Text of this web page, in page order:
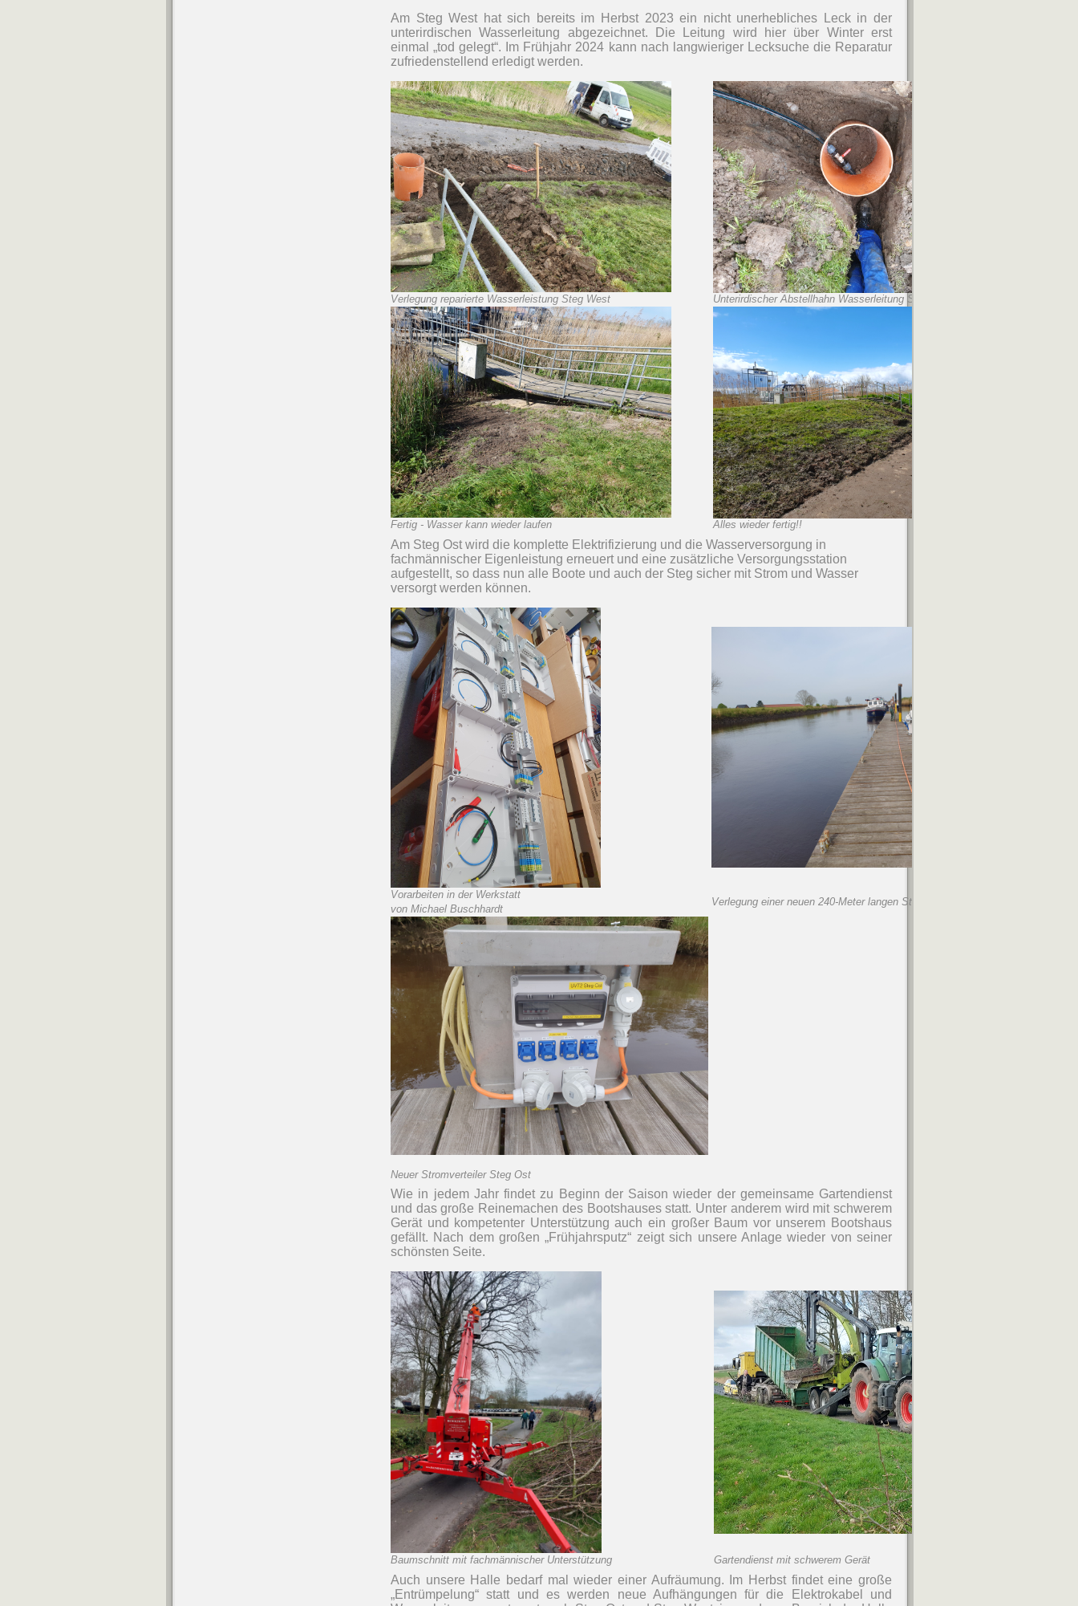
Am Steg West hat sich bereits im Herbst 2023 ein nicht unerhebliches Leck in der
unterirdischen Wasserleitung abgezeichnet. Die Leitung wird hier über Winter erst
einmal „tod gelegt“. Im Frühjahr 2024 kann nach langwieriger Lecksuche die Reparatur
zufriedenstellend erledigt werden.
Verlegung reparierte Wasserleistung Steg West Unterirdischer Abstellhahn Wasserleitung Steg West
Fertig - Wasser kann wieder laufen Alles wieder fertig!!
Am Steg Ost wird die komplette Elektrifizierung und die Wasserversorgung in
fachmännischer Eigenleistung erneuert und eine zusätzliche Versorgungsstation
aufgestellt, so dass nun alle Boote und auch der Steg sicher mit Strom und Wasser
versorgt werden können.
Vorarbeiten in der Werkstatt
von Michael Buschhardt
Verlegung einer neuen 240-Meter langen Stromleitung Steg Ost
Neuer Stromverteiler Steg Ost
Wie in jedem Jahr findet zu Beginn der Saison wieder der gemeinsame Gartendienst
und das große Reinemachen des Bootshauses statt. Unter anderem wird mit schwerem
Gerät und kompetenter Unterstützung auch ein großer Baum vor unserem Bootshaus
gefällt. Nach dem großen „Frühjahrsputz“ zeigt sich unsere Anlage wieder von seiner
schönsten Seite.
Baumschnitt mit fachmännischer Unterstützung Gartendienst mit schwerem Gerät
Auch unsere Halle bedarf mal wieder einer Aufräumung. Im Herbst findet eine große
„Entrümpelung“ statt und es werden neue Aufhängungen für die Elektrokabel und